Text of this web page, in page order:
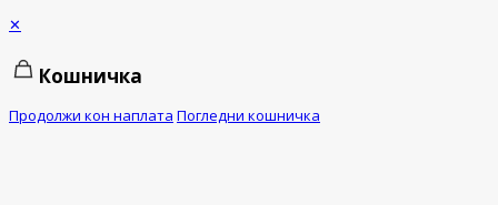
✕
Кошничка
Продолжи кон наплата Погледни кошничка